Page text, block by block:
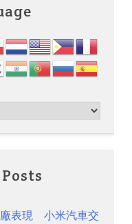
表現 小米汽車交